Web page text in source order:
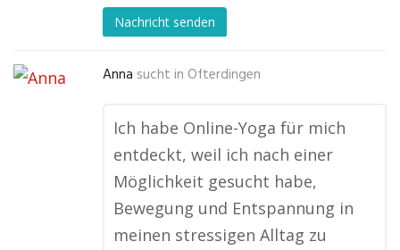
Nachricht senden
Anna sucht in Ofterdingen
Ich habe Online-Yoga für mich
entdeckt, weil ich nach einer
Möglichkeit gesucht habe,
Bewegung und Entspannung in
meinen stressigen Alltag zu